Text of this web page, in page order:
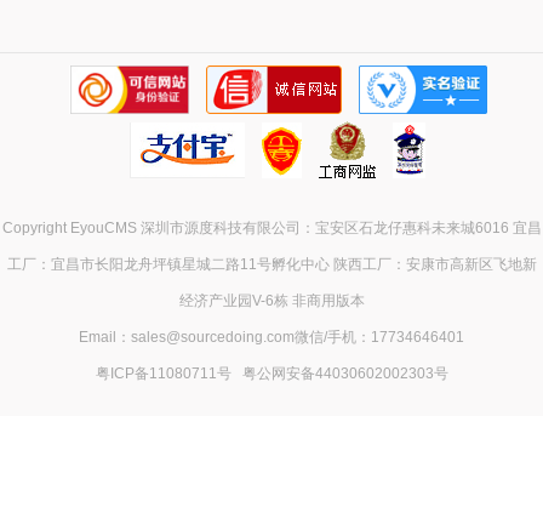
Copyright EyouCMS 深圳市源度科技有限公司：宝安区石龙仔惠科未来城6016 宜昌
工厂：宜昌市长阳龙舟坪镇星城二路11号孵化中心 陕西工厂：安康市高新区飞地新
经济产业园V-6栋 非商用版本
Email：sales@sourcedoing.com微信/手机：17734646401
粤ICP备11080711号 粤公网安备44030602002303号